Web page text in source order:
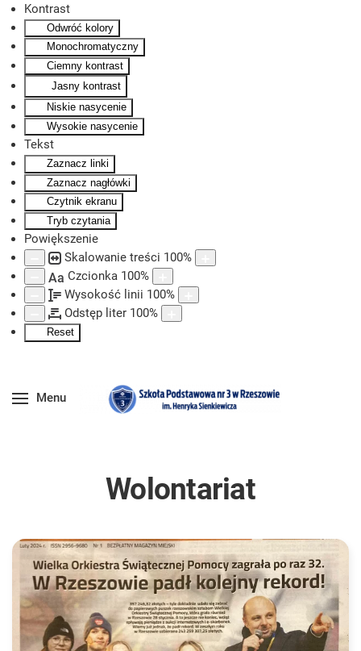
Kontrast
Odwróć kolory
Monochromatyczny
Ciemny kontrast
Jasny kontrast
Niskie nasycenie
Wysokie nasycenie
Tekst
Zaznacz linki
Zaznacz nagłówki
Czytnik ekranu
Tryb czytania
Powiększenie
Skalowanie treści 100%
Aa Czcionka 100%
Wysokość linii 100%
Odstęp liter 100%
Reset
Skip to main content
Menu
Wolontariat